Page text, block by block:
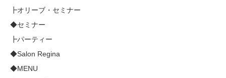
┣オリーブ・セミナー
◆セミナー
┣パーティー
◆Salon Regina
◆MENU